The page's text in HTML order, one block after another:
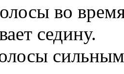
во
седину.